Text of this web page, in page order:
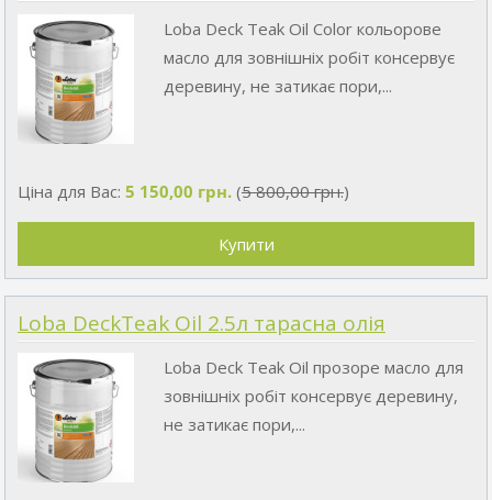
Loba Deck Teak Oil Color кольорове
масло для зовнішніх робіт консервує
деревину, не затикає пори,...
Ціна для Вас: 5 150,00 грн.(5 800,00 грн.)
Loba DeckTeak Oil 2.5л тарасна олія
Loba Deck Teak Oil прозоре масло для
зовнішніх робіт консервує деревину,
не затикає пори,...